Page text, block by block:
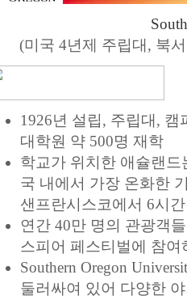
(미국 4년제 주립대, 북
1926년 설립, 주립대,
대학원 약 500명 재학
학교가 위치한 애슐랜
국 내에서 가장 온화한
샌프란시스코에서 6시
연간 40만 명의 관광객
스피어 페스티벌에 참
Southern Oregon
둘러싸여 있어 다양한